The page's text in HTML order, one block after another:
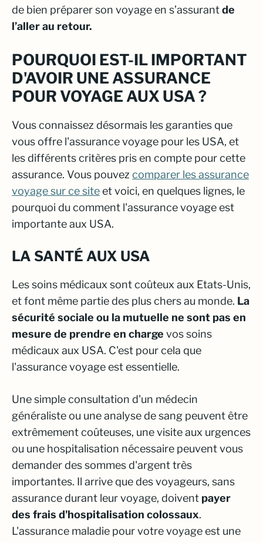
de bien préparer son voyage en s’assurantde
l’aller au retour.
POURQUOI EST-IL IMPORTANT
D'AVOIR UNE ASSURANCE
POUR VOYAGE AUX USA ?
Vous connaissez désormais les garanties que
vous offre l'assurance voyage pour les USA, et
les différents critères pris en compte pour cette
assurance. Vous pouvez comparer les assurance
voyage sur ce siteet voici, en quelques lignes, le
pourquoi du comment l'assurance voyage est
importante aux USA.
LA SANTÉ AUX USA
Les soins médicaux sont coûteux aux Etats-Unis,
et font même partie des plus chers au monde. La
sécurité sociale ou la mutuelle ne sont pas en
mesure de prendre en charge vos soins
médicaux aux USA. C'est pour cela que
l'assurance voyage est essentielle.
Une simple consultation d'un médecin
généraliste ou une analyse de sang peuvent être
extrêmement coûteuses, une visite aux urgences
ou une hospitalisation nécessaire peuvent vous
demander des sommes d'argent très
importantes. Il arrive que des voyageurs, sans
assurance durant leur voyage, doivent payer
des frais d'hospitalisation colossaux.
L'assurance maladie pour votre voyage est une